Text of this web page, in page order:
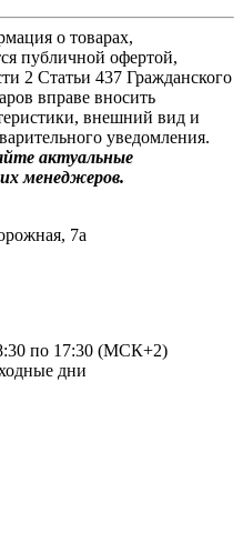
о товарах,
публичной офертой,
2 Статьи 437 Гражданского
вправе вносить
внешний вид и
уведомления.
актуальные
менеджеров.
7а
по 17:30 (МСК+2)
дни